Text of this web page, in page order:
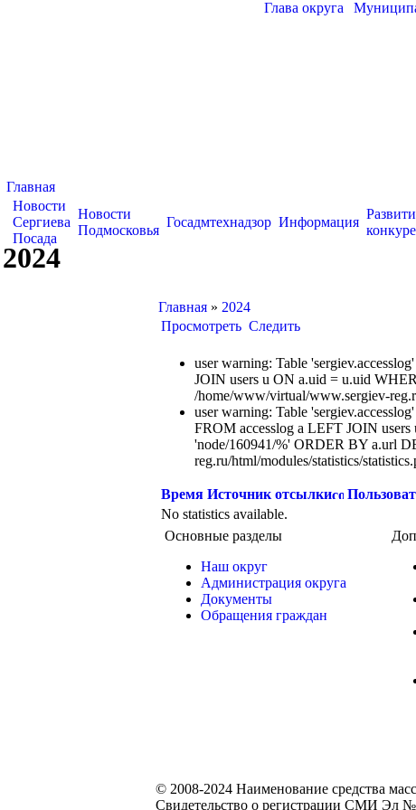
Глава округа
Главная
Новости
Сергиева
Посада
Новости
Подмосковья
Госадмтехнадзор Информация
2024
Главная » 2024
Просмотреть Следить
user warning: Table
JOIN users u ON a.uid = u.uid
/home/www/virtual/www.sergiev-
user warning: Table
FROM accesslog a LEFT JOIN
'node/160941/%' ORDER BY a.url
reg.ru/html/modules/statistics/
Время Источник отсылки
No statistics available.
Основные разделы
Наш округ
Администрация округа
Документы
Обращения граждан
© 2008-2024 Наименование средства
Свидетельство о регистрации СМИ Эл №